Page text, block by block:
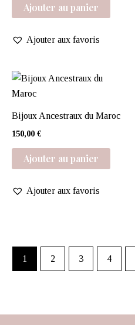
Ajouter au panier
Ajouter aux favoris
Bijoux Ancestraux du Maroc
150,00 €
Ajouter au panier
Ajouter aux favoris
1 2 3 4